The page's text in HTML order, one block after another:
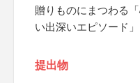
贈りものにまつわる
い出深いエピソード」
提出物